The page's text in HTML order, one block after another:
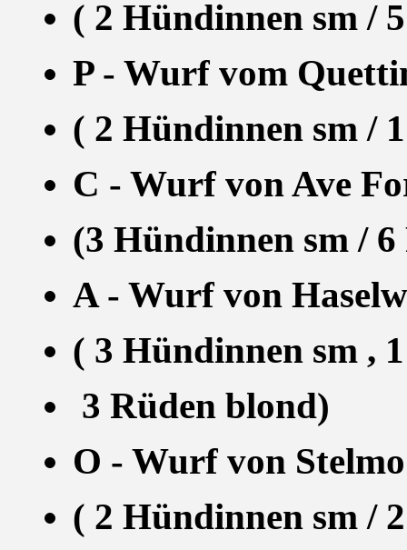
( 2 Hündinnen sm /
P - Wurf vom
( 2 Hündinnen sm /
C - Wurf von Ave
(3 Hündinnen sm /
A - Wurf von
( 3 Hündinnen sm ,
3 Rüden blond)
O - Wurf von
( 2 Hündinnen sm /